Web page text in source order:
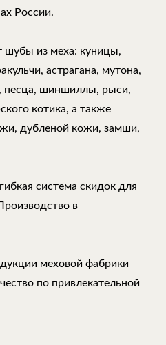
России.
шубы из меха: куницы,
астрагана, мутона,
песца, шиншиллы, рыси,
котика, а также
дубленой кожи, замши,
система скидок для
в
меховой фабрики
по привлекательной